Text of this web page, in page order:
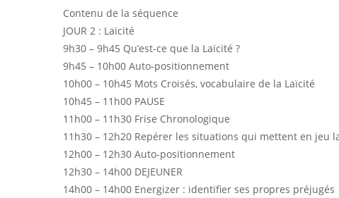
Contenu de la séquence
JOUR 2 : Laïcité
9h30 – 9h45 Qu’est-ce que la Laïcité ?
9h45 – 10h00 Auto-positionnement
10h00 – 10h45 Mots Croisés, vocabulaire de la Laïcité
10h45 – 11h00 PAUSE
11h00 – 11h30 Frise Chronologique
11h30 – 12h20 Repérer les situations qui mettent en jeu
12h00 – 12h30 Auto-positionnement
12h30 – 14h00 DEJEUNER
14h00 – 14h00 Energizer : identifier ses propres préjugés